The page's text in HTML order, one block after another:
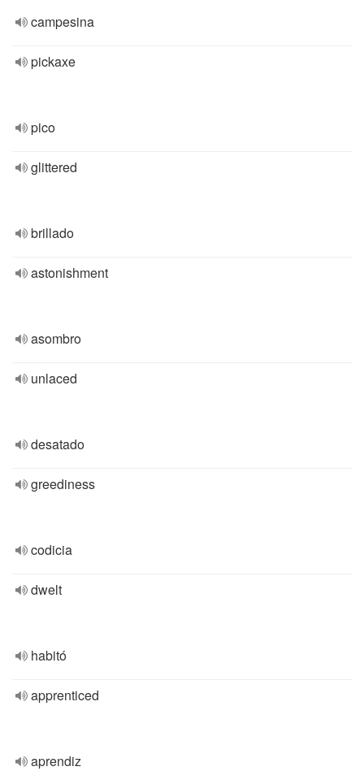
campesina
pickaxe
pico
glittered
brillado
astonishment
asombro
unlaced
desatado
greediness
codicia
dwelt
habitó
apprenticed
aprendiz